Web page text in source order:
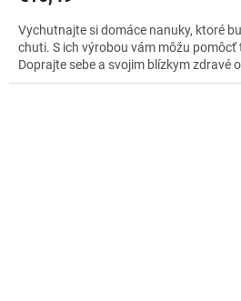
Vychutnajte si domáce nanuky, ktoré
chuti. S ich výrobou vám môžu
Doprajte sebe a svojim blízkym zdravé